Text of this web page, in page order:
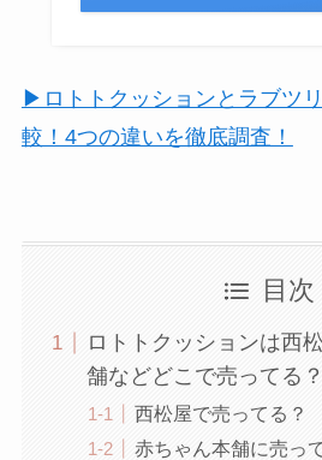
▶ロトトクッションとラブツ
較！4つの違いを徹底調査！
目次
ロトトクッションは西
舗などどこで売ってる？
西松屋で売ってる？
赤ちゃん本舗に売っ